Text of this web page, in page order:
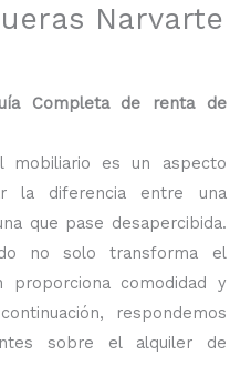
Narvarte
Completa de renta de
mobiliario es un aspecto
la diferencia entre una
que pase desapercibida.
no solo transforma el
proporciona comodidad y
respondemos
sobre el alquiler de